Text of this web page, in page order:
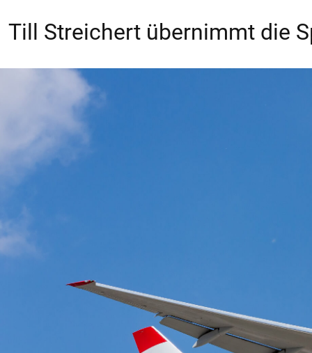
Till Streichert übernimmt die